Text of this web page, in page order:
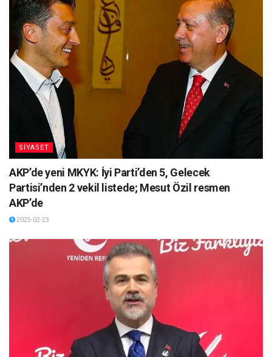
SİYASET
AKP’de yeni MKYK: İyi Parti’den 5, Gelecek
Partisi’nden 2 vekil listede; Mesut Özil resmen
AKP’de
2025-02-23